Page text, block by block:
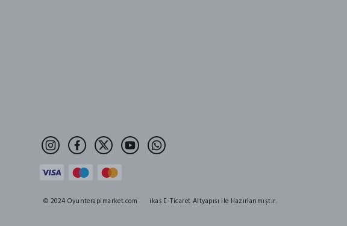
© 2024 Oyunterapimarket.com ikas E-Ticaret Altyapısı ile Hazırlanmıştır.